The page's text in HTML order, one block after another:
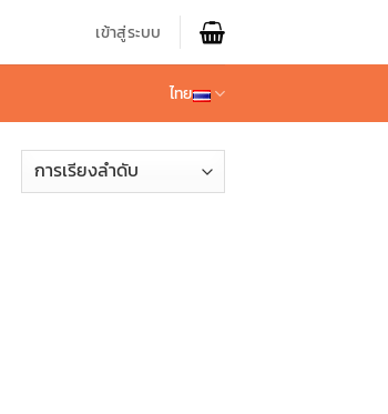
เข้าสู่ระบบ
ไทย